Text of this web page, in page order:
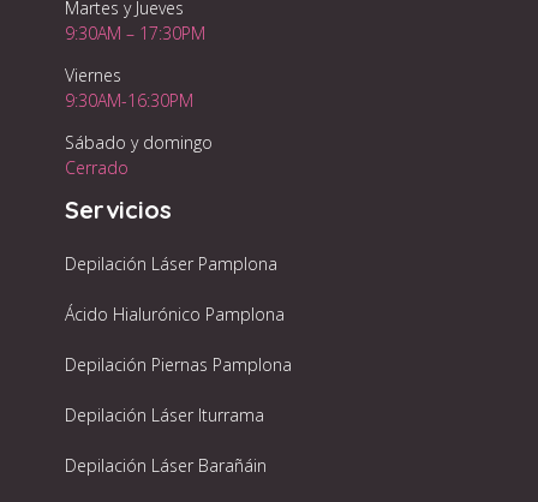
Martes y Jueves
9:30AM – 17:30PM
Viernes
9:30AM-16:30PM
Sábado y domingo
Cerrado
Servicios
Depilación Láser Pamplona
Ácido Hialurónico Pamplona
Depilación Piernas Pamplona
Depilación Láser Iturrama
Depilación Láser Barañáin